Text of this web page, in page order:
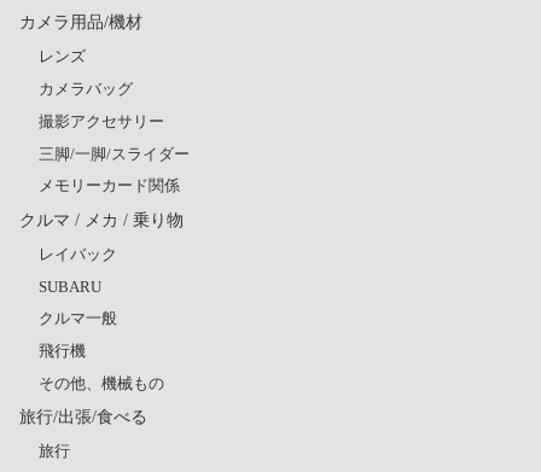
カメラ用品/機材
レンズ
カメラバッグ
撮影アクセサリー
三脚/一脚/スライダー
メモリーカード関係
クルマ / メカ / 乗り物
レイバック
SUBARU
クルマ一般
飛行機
その他、機械もの
旅行/出張/食べる
旅行